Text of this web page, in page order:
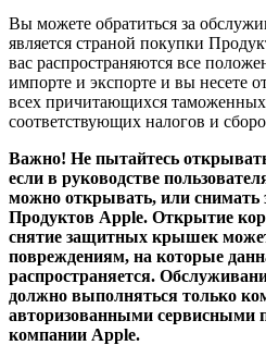
Вы можете обратиться за
является страной покупки
вас распространяются все
импорте и экспорте и вы несете
всех причитающихся
соответствующих налогов и
Важно! Не пытайтесь
если в руководстве
можно открывать, или
Продуктов Apple. Открытие
снятие защитных крышек
повреждениям, на которые
распространяется.
должно выполняться только
авторизованными сервисными
компании Apple.